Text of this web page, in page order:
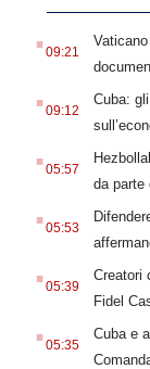
.09:21
.09:12
Cuba:
.05:57
da parte
.05:53
.05:39
Creatori
Fidel
.05:35
Cuba e